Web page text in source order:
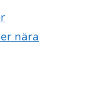
nära